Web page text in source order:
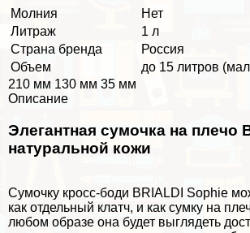
Молния
Нет
Литраж
1 л
Страна бренда
Россия
Объем
до 15 литров
210 мм 130 мм 35 мм
Описание
Элегантная сумочка на плечо
натуральной кожи
Сумочку кросс-боди BRIALDI Sophie
как отдельный клатч, и как сумку на
любом образе она будет выглядеть